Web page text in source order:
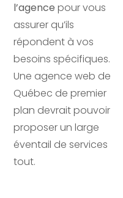
l’agence pour vous
assurer qu’ils
répondent à vos
besoins spécifiques.
Une agence web de
Québec de premier
plan devrait pouvoir
proposer un large
éventail de services
tout.